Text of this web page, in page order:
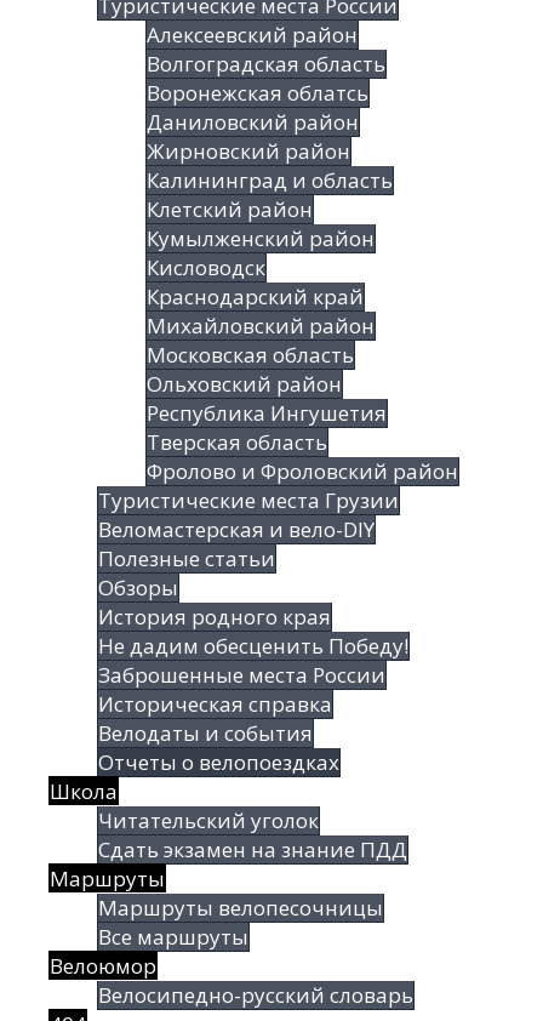
Алексеевский район
Волгоградская облаcть
Воронежская облатсь
Даниловский район
Жирновский район
Калининград и область
Клетский район
Кумылженский район
Кисловодск
Краснодарский край
Михайловский район
Московская область
Ольховский район
Республика Ингушетия
Тверская область
Фролово и Фроловский район
Туристические места Грузии
Веломастерская и вело-DIY
Полезные статьи
Обзоры
История родного края
Не дадим обесценить Победу!
Заброшенные места России
Историческая справка
Велодаты и события
Отчеты о велопоездках
Школа
Читательский уголок
Сдать экзамен на знание ПДД
Маршруты
Маршруты велопесочницы
Все маршруты
Велоюмор
Велосипедно-русский словарь